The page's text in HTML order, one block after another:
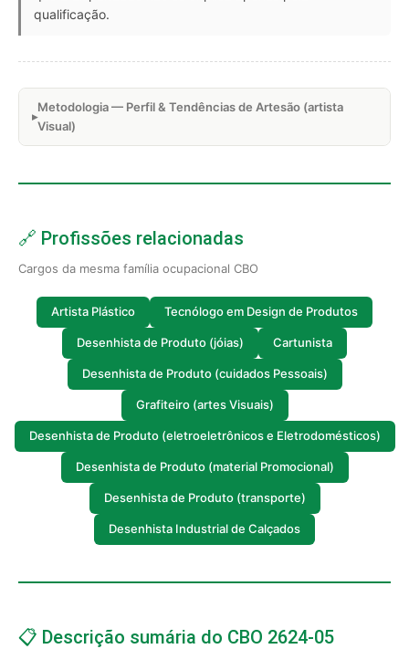
qualificação.
Metodologia — Perfil & Tendências de Artesão (artista
Visual)
🔗 Profissões relacionadas
Cargos da mesma família ocupacional CBO
Artista Plástico Tecnólogo em Design de Produtos
Desenhista de Produto (jóias) Cartunista
Desenhista de Produto (cuidados Pessoais)
Grafiteiro (artes Visuais)
Desenhista de Produto (eletroeletrônicos e Eletrodomésticos)
Desenhista de Produto (material Promocional)
Desenhista de Produto (transporte)
Desenhista Industrial de Calçados
📋 Descrição sumária do CBO 2624-05